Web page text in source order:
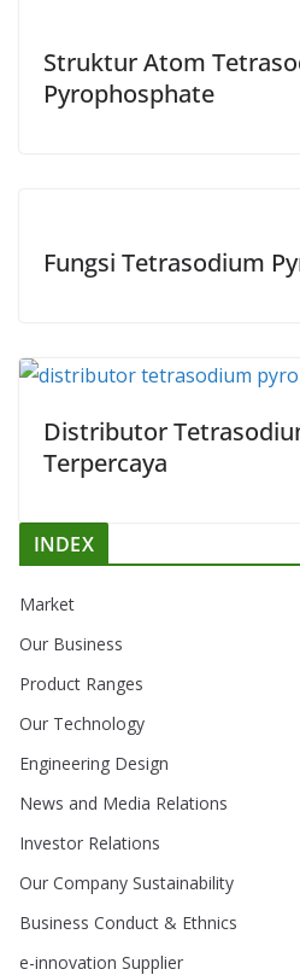
Struktur Atom
Pyrophosphate
Fungsi Tetrasodium
Distributor
Terpercaya
INDEX
Market
Our Business
Product Ranges
Our Technology
Engineering Design
News and Media Relations
Investor Relations
Our Company Sustainability
Business Conduct & Ethnics
e-innovation Supplier